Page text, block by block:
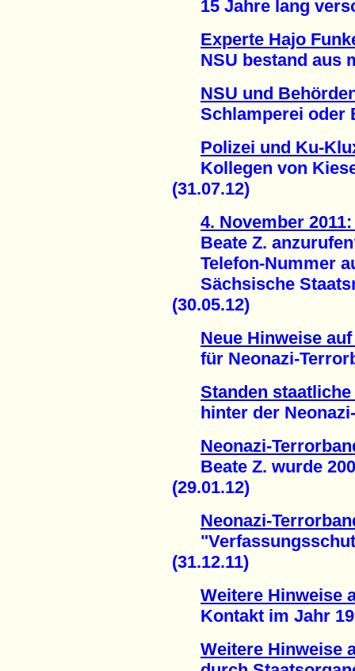
15 Jahre lang
Experte Hajo
NSU bestand aus
NSU und
Schlamperei oder
Polizei und Ku-
Kollegen von
(31.07.12)
4. November
Beate Z.
Telefon-Nummer
Sächsische
(30.05.12)
Neue Hinweise
für Neonazi-
Standen
hinter der Neonazi-
Neonazi-
Beate Z. wurde
(29.01.12)
Neonazi-
(31.12.11)
Weitere Hinweise
Kontakt im Jahr
Weitere Hinweise